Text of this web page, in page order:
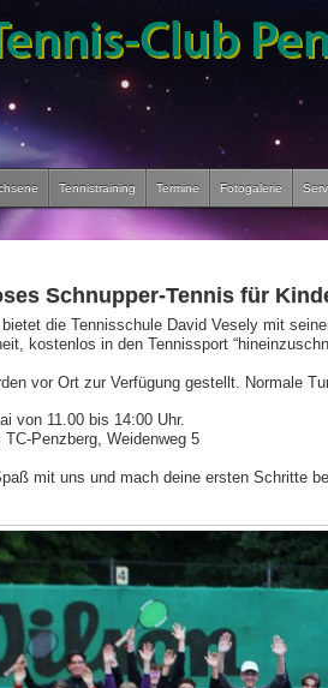
Tennistraining Termine Fotogalerie
Schnupper-Tennis für
die Tennisschule David Vesely mit
kostenlos in den Tennissport
vor Ort zur Verfügung gestellt. Normale
von 11.00 bis 14:00 Uhr.
Penzberg, Weidenweg 5
mit uns und mach deine ersten Schritte